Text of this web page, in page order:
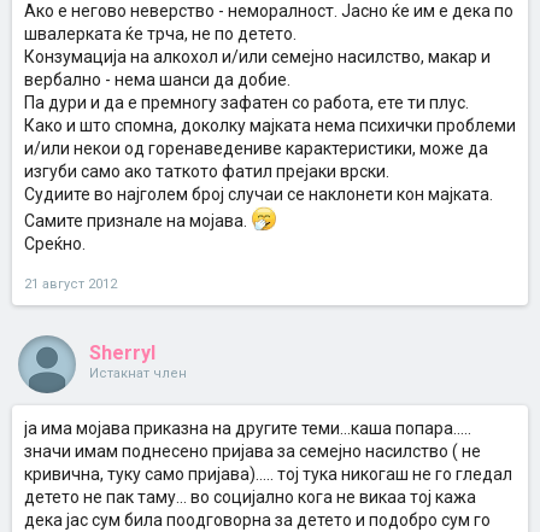
Ако е негово неверство - неморалност. Јасно ќе им е дека по
швалерката ќе трча, не по детето.
Конзумација на алкохол и/или семејно насилство, макар и
вербално - нема шанси да добие.
Па дури и да е премногу зафатен со работа, ете ти плус.
Како и што спомна, доколку мајката нема психички проблеми
и/или некои од горенаведениве карактеристики, може да
изгуби само ако таткото фатил прејаки врски.
Судиите во најголем број случаи се наклонети кон мајката.
Самите признале на мојава.
Среќно.
21 август 2012
Sherryl
Истакнат член
ја има мојава приказна на другите теми...каша попара.....
значи имам поднесено пријава за семејно насилство ( не
кривична, туку само пријава)..... тој тука никогаш не го гледал
детето не пак таму... во социјално кога не викаа тој кажа
дека јас сум била поодговорна за детето и подобро сум го